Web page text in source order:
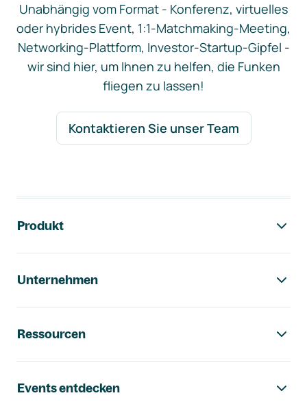
Unabhängig vom Format - Konferenz, virtuelles
oder hybrides Event, 1:1-Matchmaking-Meeting,
Networking-Plattform, Investor-Startup-Gipfel -
wir sind hier, um Ihnen zu helfen, die Funken
fliegen zu lassen!
Kontaktieren Sie unser Team
Produkt
Unternehmen
Ressourcen
Events entdecken